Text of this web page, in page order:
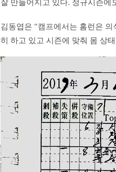
잘 만들어지고 있다. 정규시즌에
김동엽은 "캠프에서는 홈런은
히 하고 있고 시즌에 맞춰 몸 상